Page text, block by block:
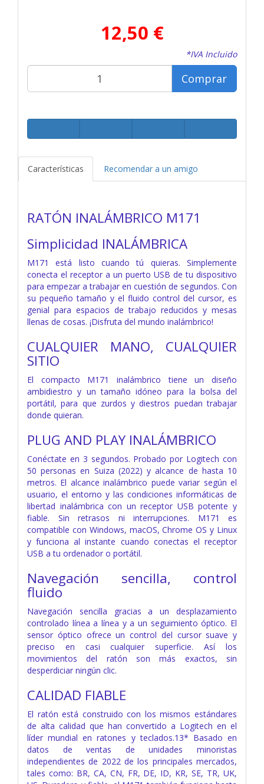
12,50 €
*IVA Incluido
Comprar
Características Recomendar a un amigo
RATÓN INALÁMBRICO M171
Simplicidad INALÁMBRICA
M171 está listo cuando tú quieras. Simplemente
conecta el receptor a un puerto USB de tu dispositivo
para empezar a trabajar en cuestión de segundos. Con
su pequeño tamaño y el fluido control del cursor, es
genial para espacios de trabajo reducidos y mesas
llenas de cosas. ¡Disfruta del mundo inalámbrico!
CUALQUIER MANO, CUALQUIER
SITIO
El compacto M171 inalámbrico tiene un diseño
ambidiestro y un tamaño idóneo para la bolsa del
portátil, para que zurdos y diestros puedan trabajar
donde quieran.
PLUG AND PLAY INALÁMBRICO
Conéctate en 3 segundos. Probado por Logitech con
50 personas en Suiza (2022) y alcance de hasta 10
metros. El alcance inalámbrico puede variar según el
usuario, el entorno y las condiciones informáticas de
libertad inalámbrica con un receptor USB potente y
fiable. Sin retrasos ni interrupciones. M171 es
compatible con Windows, macOS, Chrome OS y Linux
y funciona al instante cuando conectas el receptor
USB a tu ordenador o portátil.
Navegación sencilla, control
fluido
Navegación sencilla gracias a un desplazamiento
controlado línea a línea y a un seguimiento óptico. El
sensor óptico ofrece un control del cursor suave y
preciso en casi cualquier superficie. Así los
movimientos del ratón son más exactos, sin
desperdiciar ningún clic.
CALIDAD FIABLE
El ratón está construido con los mismos estándares
de alta calidad que han convertido a Logitech en el
líder mundial en ratones y teclados.13* Basado en
datos de ventas de unidades minoristas
independientes de 2022 de los principales mercados,
tales como: BR, CA, CN, FR, DE, ID, KR, SE, TR, UK,